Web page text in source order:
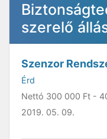
szerelő
Szenzor
Érd
Nettó 300 000 Ft -
2019. 05. 09.